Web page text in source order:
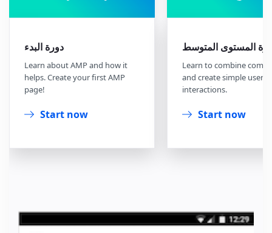
دورة البدء
Learn about AMP and how it
helps. Create your first AMP
page!
Start now
المستوى المتوسط
Learn to combine
and create simple user
interactions.
Start now